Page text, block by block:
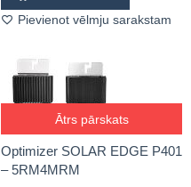
Pievienot vēlmju sarakstam
Ātrs pārskats
Optimizer SOLAR EDGE P401
– 5RM4MRM